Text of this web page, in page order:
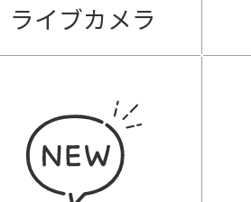
ライブカメラ